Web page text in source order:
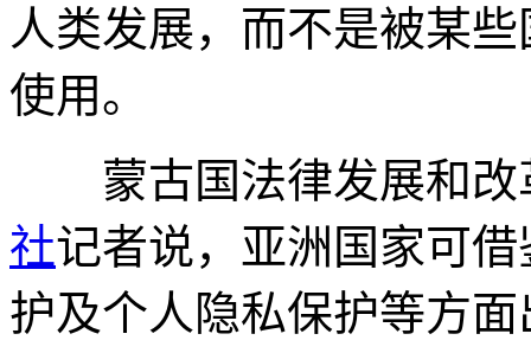
人类发展，而不是被某
使用。
蒙古国法律发展和改
社记者说，亚洲国家可
护及个人隐私保护等方